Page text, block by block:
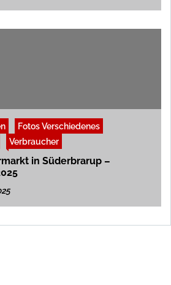
Fotos Verschiedenes
Verbraucher
in Süderbrarup –